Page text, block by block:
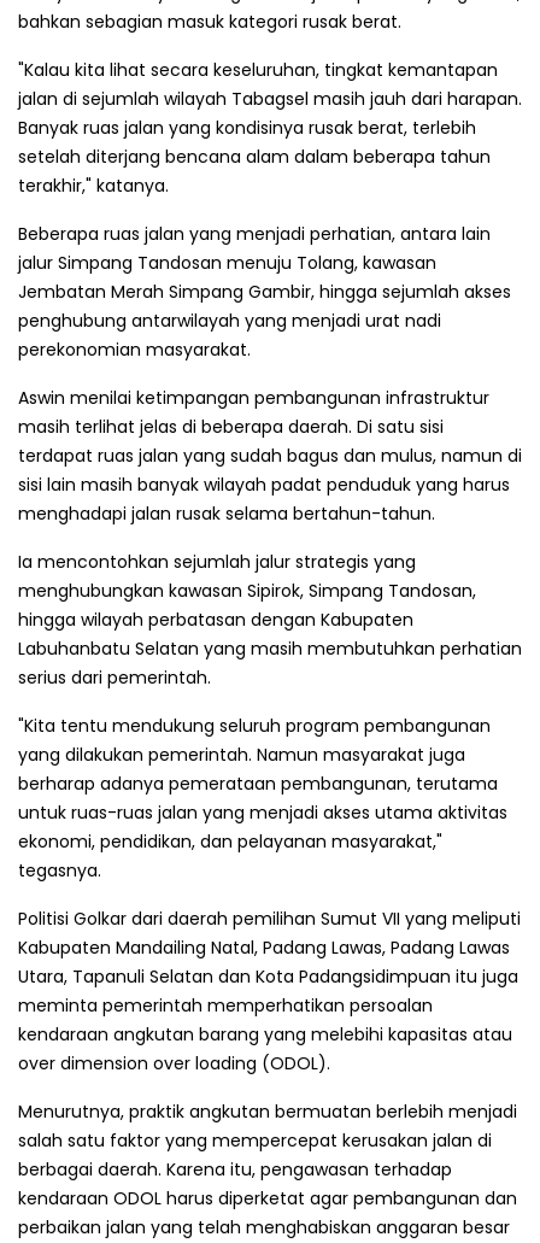
bahkan sebagian masuk kategori rusak berat.
"Kalau kita lihat secara keseluruhan, tingkat kemantapan
jalan di sejumlah wilayah Tabagsel masih jauh dari harapan.
Banyak ruas jalan yang kondisinya rusak berat, terlebih
setelah diterjang bencana alam dalam beberapa tahun
terakhir," katanya.
Beberapa ruas jalan yang menjadi perhatian, antara lain
jalur Simpang Tandosan menuju Tolang, kawasan
Jembatan Merah Simpang Gambir, hingga sejumlah akses
penghubung antarwilayah yang menjadi urat nadi
perekonomian masyarakat.
Aswin menilai ketimpangan pembangunan infrastruktur
masih terlihat jelas di beberapa daerah. Di satu sisi
terdapat ruas jalan yang sudah bagus dan mulus, namun di
sisi lain masih banyak wilayah padat penduduk yang harus
menghadapi jalan rusak selama bertahun-tahun.
Ia mencontohkan sejumlah jalur strategis yang
menghubungkan kawasan Sipirok, Simpang Tandosan,
hingga wilayah perbatasan dengan Kabupaten
Labuhanbatu Selatan yang masih membutuhkan perhatian
serius dari pemerintah.
"Kita tentu mendukung seluruh program pembangunan
yang dilakukan pemerintah. Namun masyarakat juga
berharap adanya pemerataan pembangunan, terutama
untuk ruas-ruas jalan yang menjadi akses utama aktivitas
ekonomi, pendidikan, dan pelayanan masyarakat,"
tegasnya.
Politisi Golkar dari daerah pemilihan Sumut VII yang meliputi
Kabupaten Mandailing Natal, Padang Lawas, Padang Lawas
Utara, Tapanuli Selatan dan Kota Padangsidimpuan itu juga
meminta pemerintah memperhatikan persoalan
kendaraan angkutan barang yang melebihi kapasitas atau
over dimension over loading (ODOL).
Menurutnya, praktik angkutan bermuatan berlebih menjadi
salah satu faktor yang mempercepat kerusakan jalan di
berbagai daerah. Karena itu, pengawasan terhadap
kendaraan ODOL harus diperketat agar pembangunan dan
perbaikan jalan yang telah menghabiskan anggaran besar